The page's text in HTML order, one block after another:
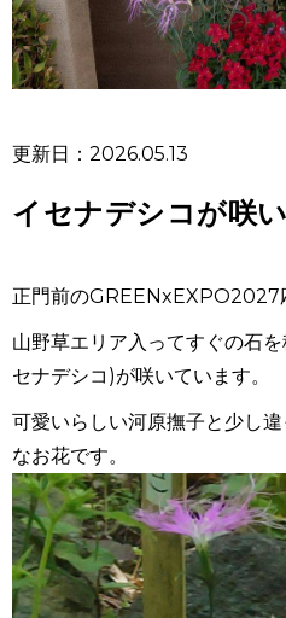
更新日：2026.05.13
イセナデシコが咲
正門前のGREENxEXPO2027
山野草エリア入ってすぐの石
セナデシコ)が咲いています。
可愛いらしい河原撫子と少し
なお花です。